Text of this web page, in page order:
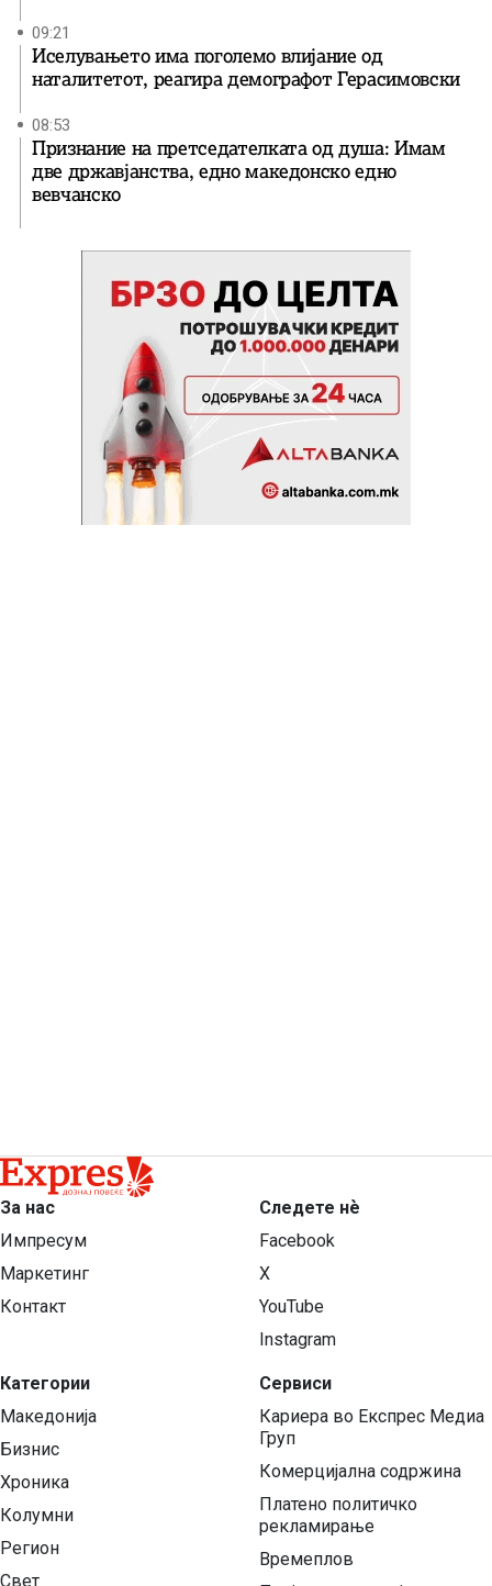
09:21
Иселувањето има поголемо влијание од
наталитетот, реагира демографот Герасимовски
08:53
Признание на претседателката од душа: Имам
две државјанства, едно македонско едно
вевчанско
За нас
Импресум
Маркетинг
Контакт
Категории
Македонија
Бизнис
Хроника
Колумни
Регион
Свет
Следете нѐ
Facebook
X
YouTube
Instagram
Сервиси
Кариера во Експрес Медиа
Груп
Комерцијална содржина
Платено политичко
рекламирање
Времеплов